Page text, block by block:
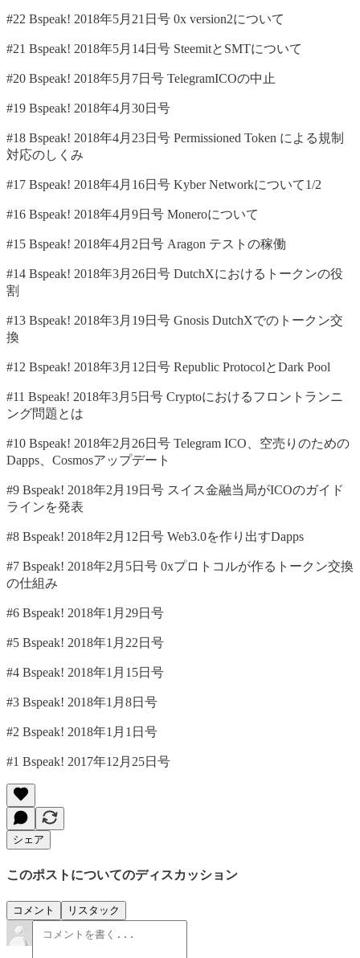
#22 Bspeak! 2018年5月21日号 0x version2について
#21 Bspeak! 2018年5月14日号 SteemitとSMTについて
#20 Bspeak! 2018年5月7日号 TelegramICOの中止
#19 Bspeak! 2018年4月30日号
#18 Bspeak! 2018年4月23日号 Permissioned Token による規制
対応のしくみ
#17 Bspeak! 2018年4月16日号 Kyber Networkについて1/2
#16 Bspeak! 2018年4月9日号 Moneroについて
#15 Bspeak! 2018年4月2日号 Aragon テストの稼働
#14 Bspeak! 2018年3月26日号 DutchXにおけるトークンの役
割
#13 Bspeak! 2018年3月19日号 Gnosis DutchXでのトークン交
換
#12 Bspeak! 2018年3月12日号 Republic ProtocolとDark Pool
#11 Bspeak! 2018年3月5日号 Cryptoにおけるフロントランニ
ング問題とは
#10 Bspeak! 2018年2月26日号 Telegram ICO、空売りのための
Dapps、Cosmosアップデート
#9 Bspeak! 2018年2月19日号 スイス金融当局がICOのガイド
ラインを発表
#8 Bspeak! 2018年2月12日号 Web3.0を作り出すDapps
#7 Bspeak! 2018年2月5日号 0xプロトコルが作るトークン交換
の仕組み
#6 Bspeak! 2018年1月29日号
#5 Bspeak! 2018年1月22日号
#4 Bspeak! 2018年1月15日号
#3 Bspeak! 2018年1月8日号
#2 Bspeak! 2018年1月1日号
#1 Bspeak! 2017年12月25日号
シェア
このポストについてのディスカッション
コメント リスタック